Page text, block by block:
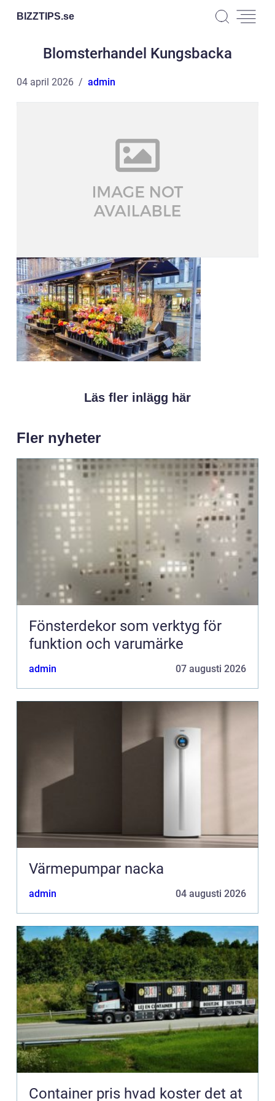
BIZZTIPS.se
Blomsterhandel Kungsbacka
04 april 2026 admin
Läs fler inlägg här
Fler nyheter
Fönsterdekor som verktyg för
funktion och varumärke
admin 07 augusti 2026
Värmepumpar nacka
admin 04 augusti 2026
Container pris hvad koster det at